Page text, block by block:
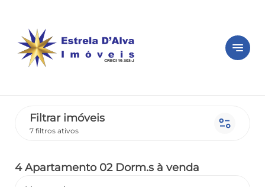
notes
Filtrar imóveis
7 filtros ativos page_info
4 Apartamento 02 Dorm.s à venda